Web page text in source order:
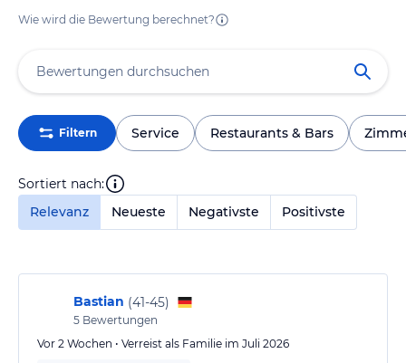
Wie wird die Bewertung berechnet?
Filtern Service Restaurants & Bars
Sortiert nach:
Relevanz
Neueste Negativste Positivste
Bastian (41-45)
5 Bewertungen
Vor 2 Wochen • Verreist als Familie im Juli 2026